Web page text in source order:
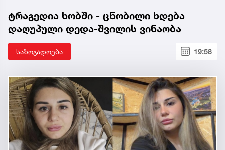
ტრაგედია ხობში - ცნობილი ხდება
დაღუპული დედა-შვილის ვინაობა
საზოგადოება 19:58